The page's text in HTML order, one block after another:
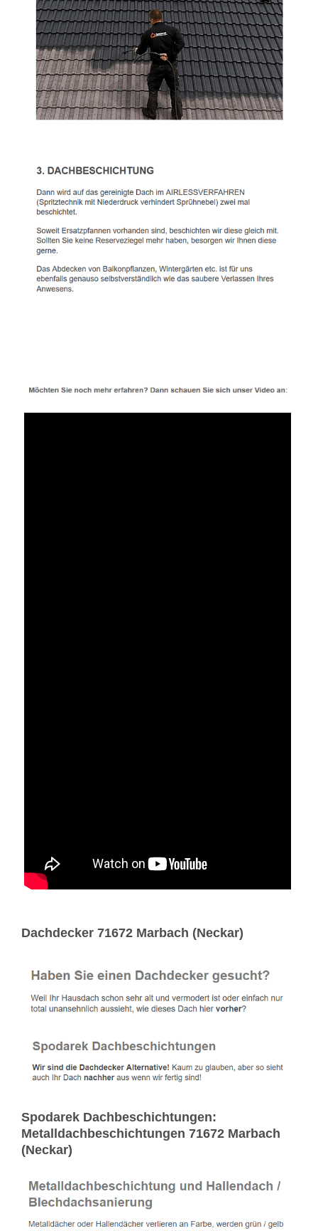
Dachdecker 71672 Marbach (Neckar)
Spodarek Dachbeschichtungen:
Metalldachbeschichtungen 71672 Marbach
(Neckar)